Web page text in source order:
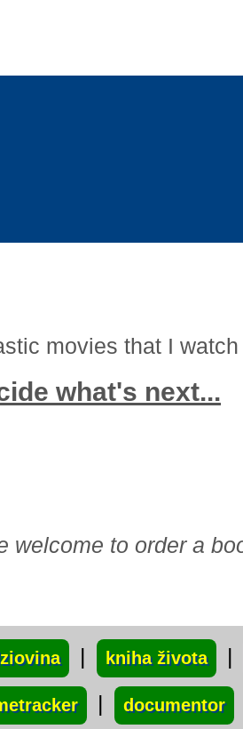
movies that I watch
what's next...
welcome to order a
| kniha života |
| documentor